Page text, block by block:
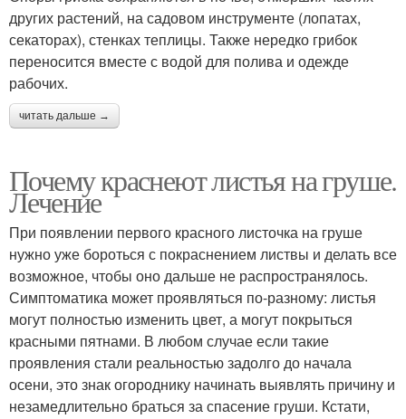
других растений, на садовом инструменте (лопатах,
секаторах), стенках теплицы. Также нередко грибок
переносится вместе с водой для полива и одежде
рабочих.
читать дальше →
Почему краснеют листья на груше.
Лечение
При появлении первого красного листочка на груше
нужно уже бороться с покраснением листвы и делать все
возможное, чтобы оно дальше не распространялось.
Симптоматика может проявляться по-разному: листья
могут полностью изменить цвет, а могут покрыться
красными пятнами. В любом случае если такие
проявления стали реальностью задолго до начала
осени, это знак огороднику начинать выявлять причину и
незамедлительно браться за спасение груши. Кстати,